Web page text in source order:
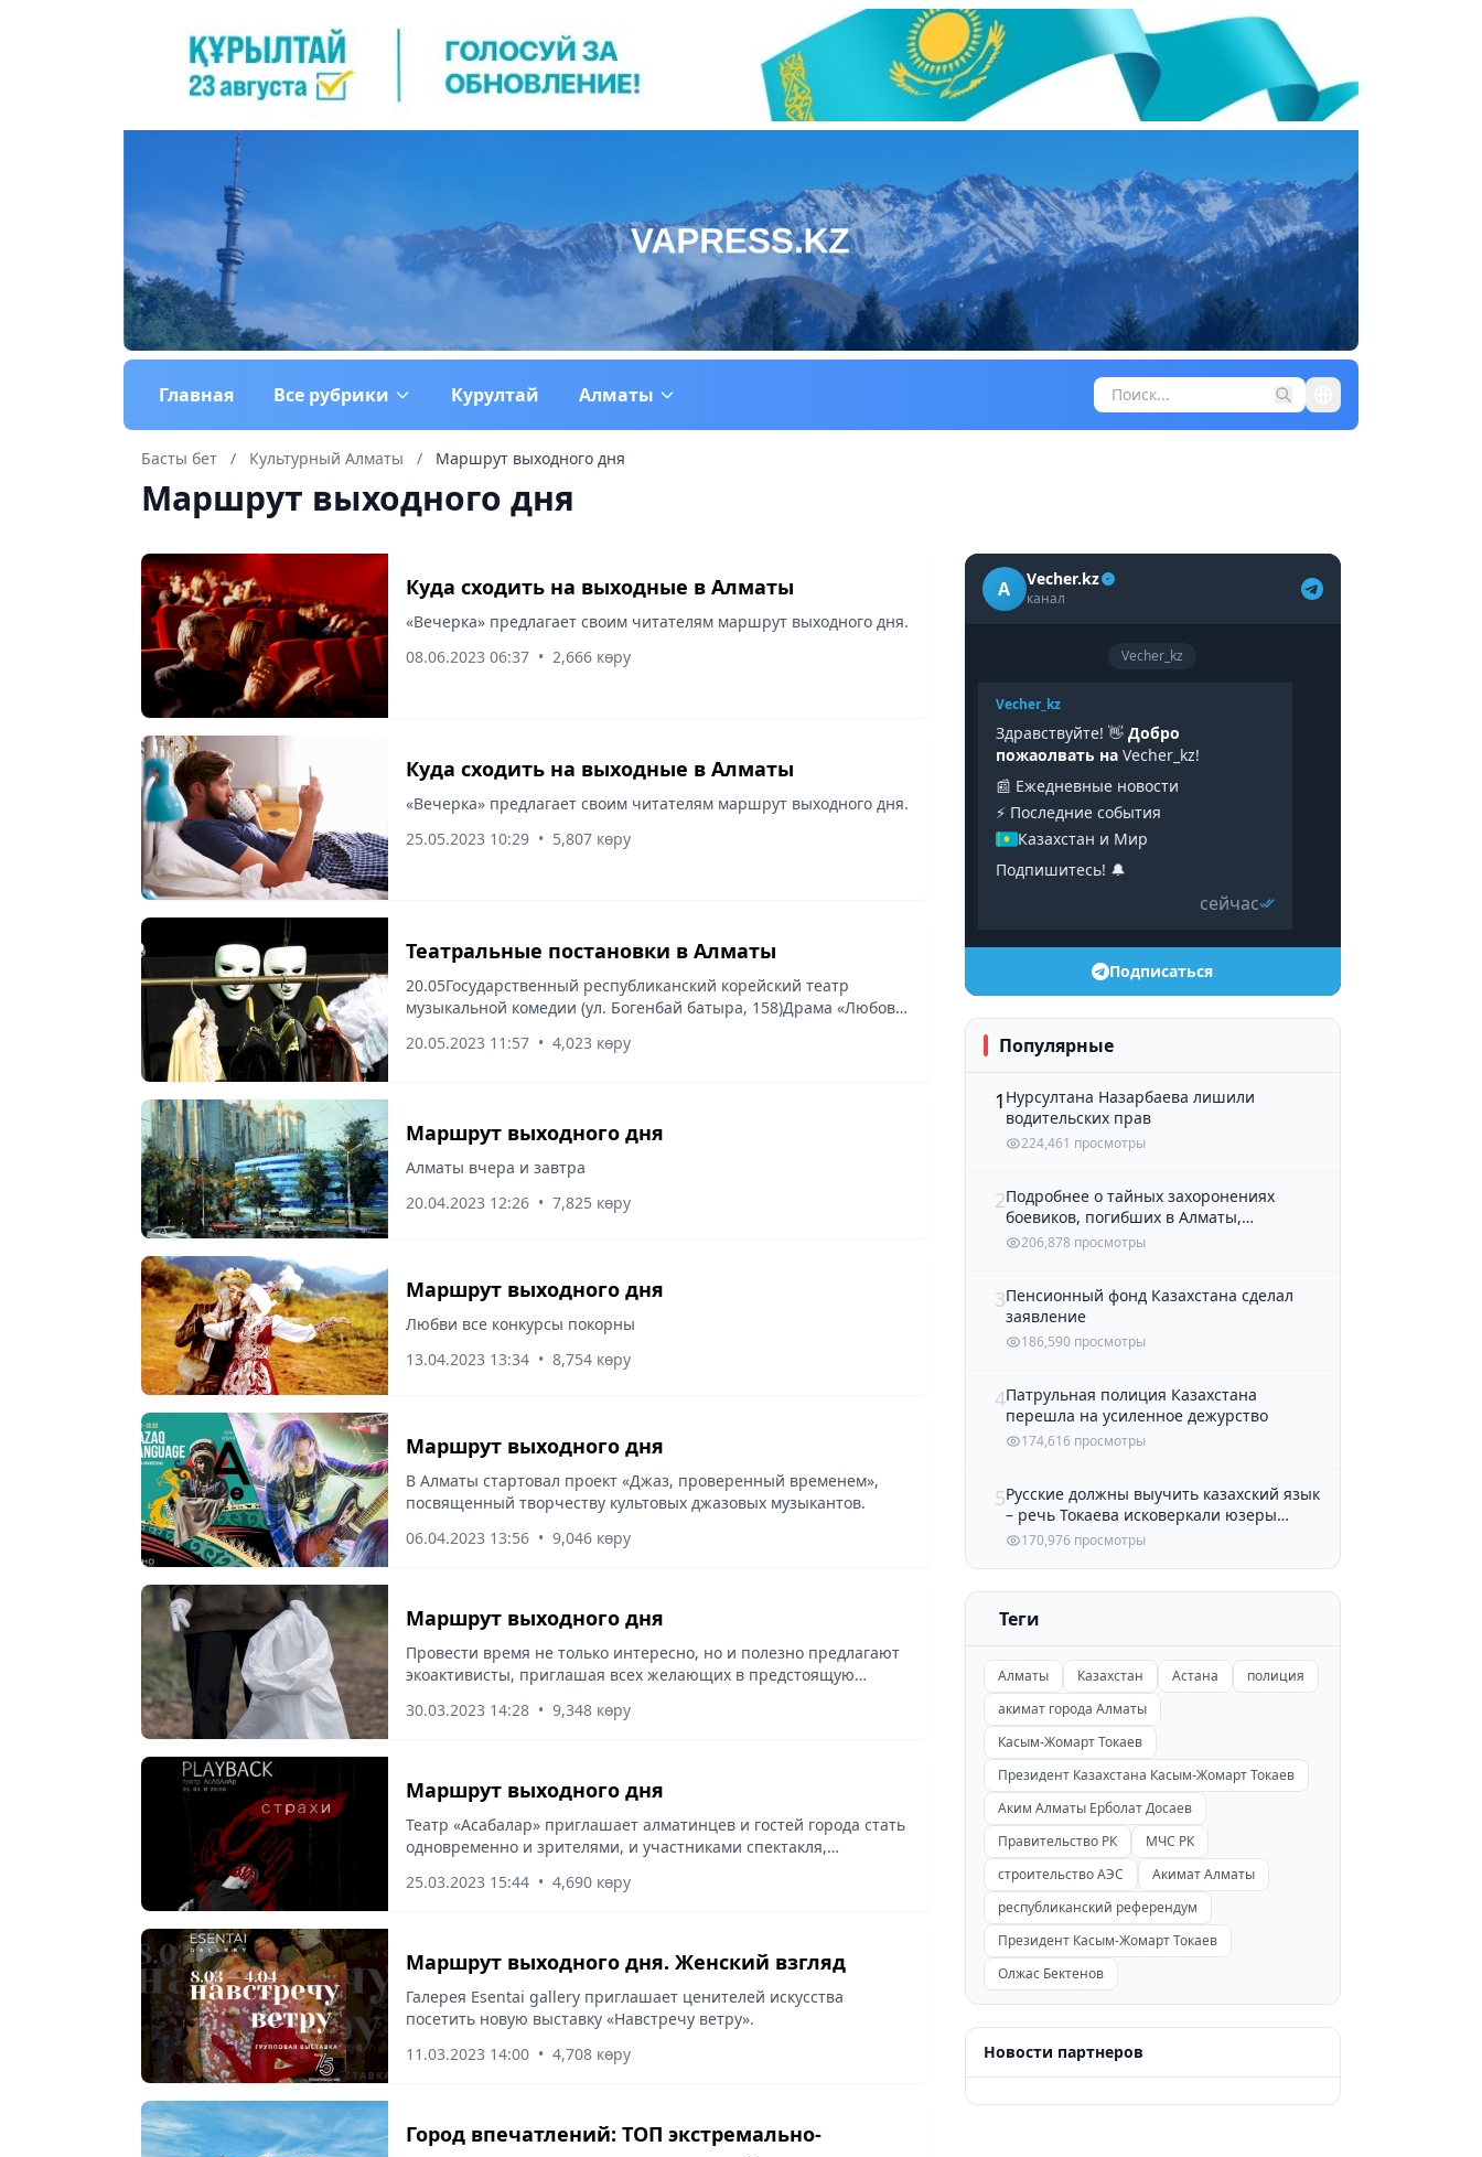
Главная Все рубрики Курултай Алматы
Басты бет / Культурный Алматы / Маршрут выходного дня
Маршрут выходного дня
Куда сходить на выходные в Алматы
«Вечерка» предлагает своим читателям маршрут выходного дня.
08.06.2023 06:37 • 2,666 көру
Куда сходить на выходные в Алматы
«Вечерка» предлагает своим читателям маршрут выходного дня.
25.05.2023 10:29 • 5,807 көру
Театральные постановки в Алматы
20.05Государственный республиканский корейский театр
музыкальной комедии (ул. Богенбай батыра, 158)Драма «Любовь
20.05.2023 11:57 • 4,023 көру
Маршрут выходного дня
Алматы вчера и завтра
20.04.2023 12:26 • 7,825 көру
Маршрут выходного дня
Любви все конкурсы покорны
13.04.2023 13:34 • 8,754 көру
Маршрут выходного дня
В Алматы стартовал проект «Джаз, проверенный временем»,
посвященный творчеству культовых джазовых музыкантов.
06.04.2023 13:56 • 9,046 көру
Маршрут выходного дня
Провести время не только интересно, но и полезно предлагают
экоактивисты, приглашая всех желающих в предстоящую
30.03.2023 14:28 • 9,348 көру
Маршрут выходного дня
Театр «Асабалар» приглашает алматинцев и гостей города стать
одновременно и зрителями, и участниками спектакля,
каждый желающий рассказывает...
25.03.2023 15:44 • 4,690 көру
Маршрут выходного дня. Женский взгляд
Галерея Esentai gallery приглашает ценителей искусства
посетить новую выставку «Навстречу ветру».
11.03.2023 14:00 • 4,708 көру
Город впечатлений: ТОП экстремально-
A Vecher.kz
канал
Vecher_kz
Vecher_kz
Здравствуйте! 👋 Добро
пожаолвать наVecher_kz!
📰 Ежедневные новости
⚡️ Последние события
Казахстан и Мир
Подпишитесь! 🔔
сейчас
Подписаться
Популярные
1 Нурсултана Назарбаева лишили
водительских прав
224,461 просмотры
2Подробнее о тайных захоронениях
боевиков, погибших в Алматы,
рассказали в полиции
206,878 просмотры
3Пенсионный фонд Казахстана сделал
заявление
186,590 просмотры
4Патрульная полиция Казахстана
перешла на усиленное дежурство
174,616 просмотры
5Русские должны выучить казахский язык
– речь Токаева исковеркали юзеры
Казнета
170,976 просмотры
Теги
Алматы Казахстан Астана
полиция
акимат города Алматы
Касым-Жомарт Токаев
Президент Казахстана Касым-Жомарт Токаев
Аким Алматы Ерболат Досаев
Правительство РК
МЧС РК
строительство АЭС
Акимат Алматы
республиканский референдум
Президент Касым-Жомарт Токаев
Олжас Бектенов
Новости партнеров